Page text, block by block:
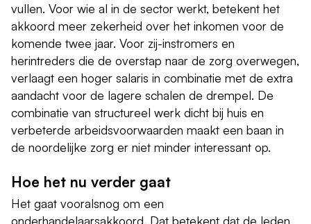
vullen. Voor wie al in de sector werkt, betekent het
akkoord meer zekerheid over het inkomen voor de
komende twee jaar. Voor zij-instromers en
herintreders die de overstap naar de zorg overwegen,
verlaagt een hoger salaris in combinatie met de extra
aandacht voor de lagere schalen de drempel. De
combinatie van structureel werk dicht bij huis en
verbeterde arbeidsvoorwaarden maakt een baan in
de noordelijke zorg er niet minder interessant op.
Hoe het nu verder gaat
Het gaat vooralsnog om een
onderhandelaarsakkoord. Dat betekent dat de leden